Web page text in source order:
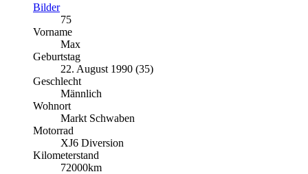
Bilder
75
Vorname
Max
Geburtstag
22. August 1990 (35)
Geschlecht
Männlich
Wohnort
Markt Schwaben
Motorrad
XJ6 Diversion
Kilometerstand
72000km